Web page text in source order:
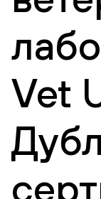
Vet